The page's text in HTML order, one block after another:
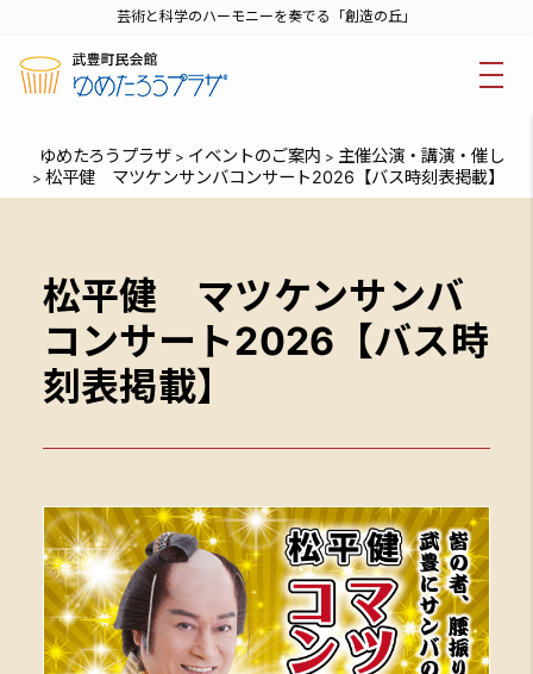
芸術と科学のハーモニーを奏でる「創造の丘」
ゆめたろうプラザ > イベントのご案内 > 主催公演・講演・催し
> 松平健 マツケンサンバコンサート2026【バス時刻表掲載】
松平健 マツケンサンバ
コンサート2026【バス時
刻表掲載】